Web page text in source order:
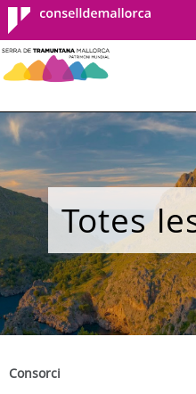
Consell de
Mallorca
Totes
Consorci